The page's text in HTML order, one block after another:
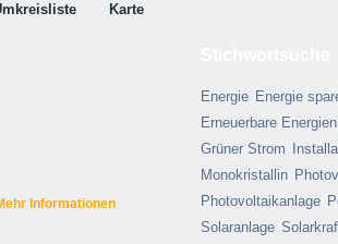
Karte
Informationen
Energie Energie
Erneuerbare Energien
Grüner Strom
Monokristallin
Photovoltaikanlage
Solaranlage